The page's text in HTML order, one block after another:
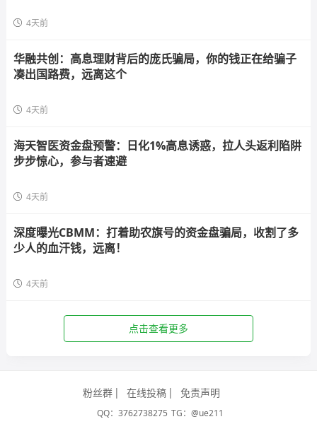
4天前
华融共创：高息理财背后的庞氏骗局，你的钱正在给骗子
凑出国路费，远离这个
4天前
海天智医资金盘预警：日化1%高息诱惑，拉人头返利陷阱
步步惊心，参与者速避
4天前
深度曝光CBMM：打着助农旗号的资金盘骗局，收割了多
少人的血汗钱，远离！
4天前
点击查看更多
粉丝群 在线投稿 免责声明
QQ：3762738275 TG：@ue211